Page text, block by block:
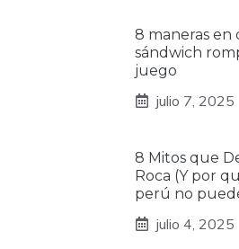
8 maneras en
sándwich
juego
julio 7, 2025
8 Mitos que
Roca (Y por
perú no
julio 4, 2025